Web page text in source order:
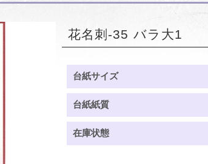
花名刺-35 バラ大1
台紙サイズ
台紙紙質
在庫状態